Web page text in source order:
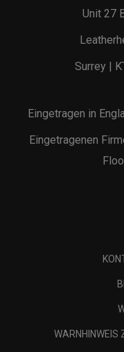
Unit 27
Surrey |
Eingetragen in
Eingetragenen
WARNHINWEIS